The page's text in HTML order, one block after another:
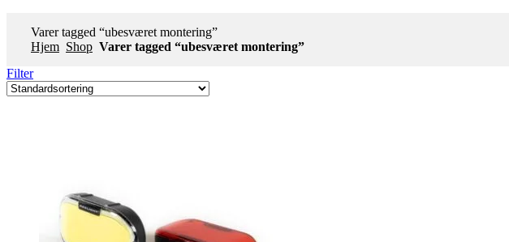
Varer tagged “ubesværet montering”
Hjem Shop Varer tagged “ubesværet montering”
Filter